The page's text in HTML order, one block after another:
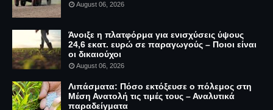
August 06, 2026
Άνοιξε η πλατφόρμα για ενισχύσεις ύψους
24,6 εκατ. ευρώ σε παραγωγούς – Ποιοι είναι
οι δικαιούχοι
August 06, 2026
Λιπάσματα: Πόσο εκτόξευσε ο πόλεμος στη
Μέση Ανατολή τις τιμές τους – Αναλυτικά
παραδείγματα